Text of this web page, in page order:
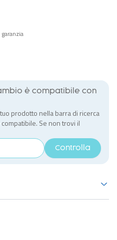
è compatibile con
prodotto nella barra di ricerca
Se non trovi il
Controlla